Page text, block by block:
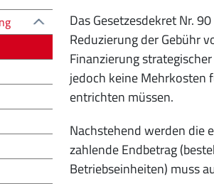
Das Gesetzesdekret Nr.
Reduzierung der Gebühr
Finanzierung
jedoch keine Mehrkosten
entrichten müssen.
Nachstehend werden die
zahlende Endbetrag
Betriebseinheiten) muss